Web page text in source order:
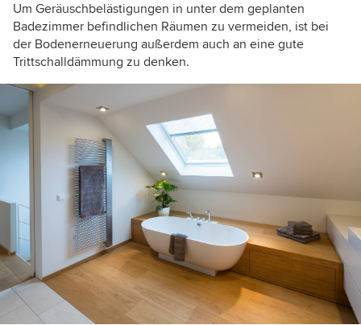
Um Geräuschbelästigungen in unter dem geplanten
Badezimmer befindlichen Räumen zu vermeiden, ist bei
der Bodenerneuerung außerdem auch an eine gute
Trittschalldämmung zu denken.